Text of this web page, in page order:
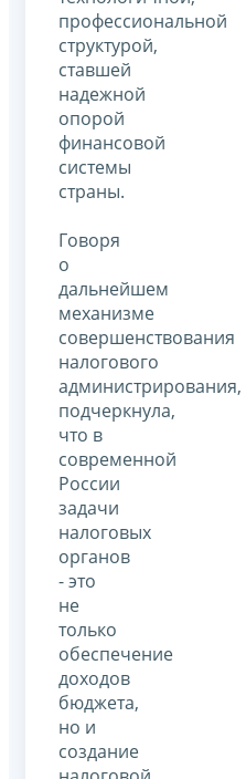
профессиональной
структурой,
ставшей
надежной
опорой
финансовой
системы
страны.
Говоря
о
дальнейшем
механизме
совершенствования
налогового
администрирования,
подчеркнула,
что в
современной
России
задачи
налоговых
органов
- это
не
только
обеспечение
доходов
бюджета,
но и
создание